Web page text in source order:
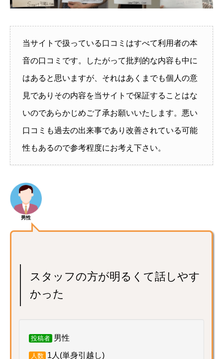
当サイトで扱っている口コミはすべて利用者の本
音の口コミです。したがって批判的な内容も中に
はあると思いますが、それはあくまでも個人の意
見でありその内容を当サイトで保証することはな
いのであらかじめご了承お願いいたします。悪い
口コミも過去の出来事であり改善されている可能
性もあるので参考程度にお考え下さい。
男性
スタッフの方が明るくて話しやす
かった
投稿者 男性
人数 1人(単身引越し)